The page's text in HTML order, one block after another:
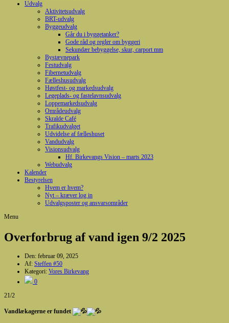
Udvalg
Aktivitetsudvalg
BRT-udvalg
Byggeudvalg
Går du i byggetanker?
Gode råd og regler om byggeri
Sekundær bebyggelse, skur, carport mm
Bystævnepark
Festudvalg
Fibernetudvalg
Fælleshusudvalg
Høstfest- og markedsudvalg
Legeplads- og fastelavnsudvalg
Loppemarkedsudvalg
Områdeudvalg
Skralde Café
Trafikudvalget
Udvidelse af fælleshuset
Vandudvalg
Visionsudvalg
Hf. Birkevangs Vision – marts 2023
Webudvalg
Kalender
Bestyrelsen
Hvem er hvem?
Nyt – kræver log in
Udvalgsposter og ansvarsområder
Menu
Overforbrug af vand igen 9/2 2025
Den: februar 09, 2025
Af: Steffen #50
Kategori: Vores Birkevang
0
21/2
Vandlækagerne er fundet